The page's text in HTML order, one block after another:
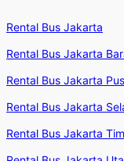
Rental Bus Jakarta
Rental Bus Jakarta
Rental Bus Jakarta
Rental Bus Jakarta
Rental Bus Jakarta